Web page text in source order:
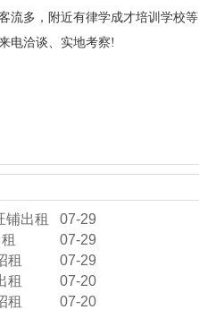
流多，附近有律学成才培训学校等
电洽谈、实地考察!
铺出租
07-29
07-29
租
07-29
租
07-20
租
07-20